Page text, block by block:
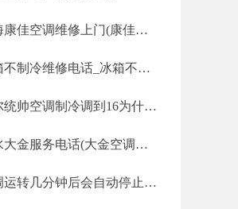
康佳空调维修上门(康佳空
不制冷维修电话_冰箱不制
统帅空调制冷调到16为什么
大金服务电话(大金空调维
运转几分钟后会自动停止制